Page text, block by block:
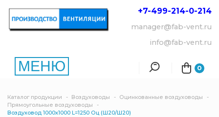
МЕНЮ 0
+7-499-214-0-214
manager@fab-vent.ru
info@fab-vent.ru
Каталог продукции Воздуховоды
Оцинкованные воздуховоды
Прямоугольные воздуховоды
Воздуховод 1000х1000 L=1250 Оц (Ш20/Ш20)